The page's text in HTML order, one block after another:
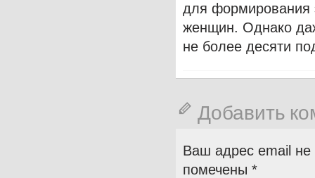
для формирования
женщин. Однако
не более десяти
Добавить
Ваш адрес email не
помечены *